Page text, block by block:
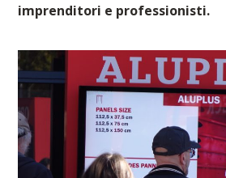
imprenditori e professionisti.